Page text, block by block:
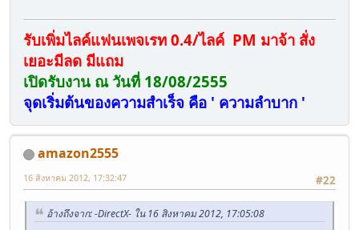
รับเพิ่มไลค์แฟนเพจเรท 0.4/ไลค์ PM มาจ้า สั่ง
เยอะมีลด มีแถม
เปิดรับงาน ณ วันที่ 18/08/2555
จุดเริ่มต้นของความสำเร็จ คือ ' ความลำบาก '
amazon2555
#22
16 สิงหาคม 2012, 17:32:47
อ้างถึงจาก: -DirectX- ใน 16 สิงหาคม 2012, 17:05:08